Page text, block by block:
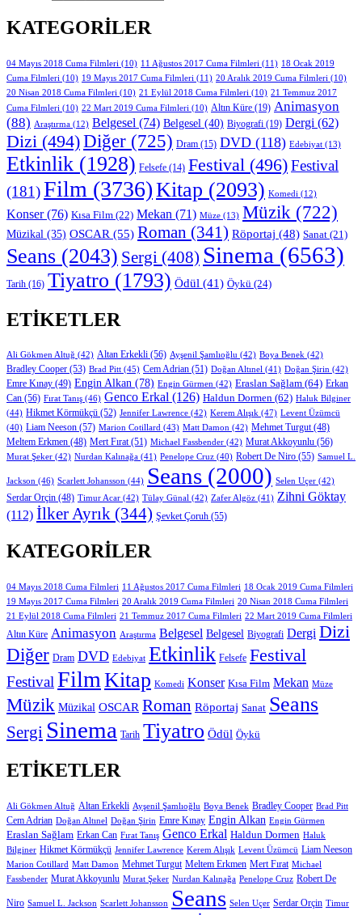
KATEGORILER
04 Mayıs 2018 Cuma Filmleri (10) 11 Ağustos 2017 Cuma Filmleri (11) 18 Ocak 2019
Cuma Filmleri (10) 19 Mayıs 2017 Cuma Filmleri (11) 20 Aralık 2019 Cuma Filmleri (10)
20 Nisan 2018 Cuma Filmleri (10) 21 Eylül 2018 Cuma Filmleri (10) 21 Temmuz 2017
Cuma Filmleri (10) 22 Mart 2019 Cuma Filmleri (10) Altın Küre (19) Animasyon
(88) Araştırma (12) Belgesel (74) Belgesel (40) Biyografi (19) Dergi (62)
Dizi (494)Diğer (725) Dram (15) DVD (118) Edebiyat (13)
Etkinlik (1928) Felsefe (14) Festival (496)Festival
(181)Film (3736)Kitap (2093) Komedi (12)
Konser(76) Kısa Film (22) Mekan (71) Müze (13) Müzik (722)
Müzikal (35) OSCAR (55) Roman (341) Röportaj (48) Sanat (21)
Seans (2043) Sergi (408) Sinema (6563)
Tarih (16) Tiyatro (1793) Ödül (41) Öykü (24)
ETIKETLER
Ali Gökmen Altuğ (42) Altan Erkekli (56) Ayşenil Şamlıoğlu (42) Boya Benek (42)
Bradley Cooper (53) Brad Pitt (45) Cem Adrian (51) Doğan Altınel (41) Doğan Şirin (42)
Emre Kınay (49) Engin Alkan (78) Engin Gürmen (42) Eraslan Sağlam (64) Erkan
Can (56) Fırat Tanış (46) Genco Erkal (126) Haldun Dormen (62) Haluk Bilginer
(44) Hikmet Körmükçü (52) Jennifer Lawrence (42) Kerem Alışık (47) Levent Üzümcü
(40) Liam Neeson (57) Marion Cotillard (43) Matt Damon (42) Mehmet Turgut(48)
Meltem Erkmen (48) Mert Fırat(51) Michael Fassbender (42) Murat Akkoyunlu (56)
Murat Şeker (42) Nurdan Kalınağa (41) Penelope Cruz (40) Robert De Niro (55) Samuel L.
Jackson (46) Scarlett Johansson (44) Seans (2000) Selen Uçer (42)
Serdar Orçin (48) Timur Acar (42) Tülay Günal (42) Zafer Algöz (41) Zihni Göktay
(112) İlker Ayrık (344) Şevket Çoruh (55)
KATEGORILER
04 Mayıs 2018 Cuma Filmleri 11 Ağustos 2017 Cuma Filmleri 18 Ocak 2019 Cuma Filmleri
19 Mayıs 2017 Cuma Filmleri 20 Aralık 2019 Cuma Filmleri 20 Nisan 2018 Cuma Filmleri
21 Eylül 2018 Cuma Filmleri 21 Temmuz 2017 Cuma Filmleri 22 Mart 2019 Cuma Filmleri
Altın Küre Animasyon Araştırma Belgesel Belgesel Biyografi Dergi Dizi
Diğer Dram DVD Edebiyat Etkinlik Felsefe Festival
FestivalFilmKitap Komedi Konser Kısa Film Mekan Müze
Müzik Müzikal OSCAR Roman Röportaj Sanat Seans
Sergi Sinema Tarih Tiyatro Ödül Öykü
ETIKETLER
Ali Gökmen Altuğ Altan Erkekli Ayşenil Şamlıoğlu Boya Benek Bradley Cooper Brad Pitt
Cem Adrian Doğan Altınel Doğan Şirin Emre Kınay Engin Alkan Engin Gürmen
Eraslan Sağlam Erkan Can Fırat Tanış Genco Erkal Haldun Dormen Haluk
Bilginer Hikmet Körmükçü Jennifer Lawrence Kerem Alışık Levent Üzümcü Liam Neeson
Marion Cotillard Matt Damon Mehmet Turgut Meltem Erkmen Mert Fırat Michael
Fassbender Murat Akkoyunlu Murat Şeker Nurdan Kalınağa Penelope Cruz Robert De
Niro Samuel L. Jackson Scarlett Johansson Seans Selen Uçer Serdar Orçin Timur